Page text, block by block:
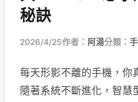
秘訣
2026/4/25作者： 阿湯分類：
每天形影不離的手機，你
隨著系統不斷進化，智